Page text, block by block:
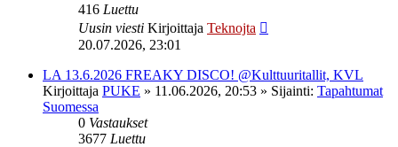
416 Luettu
Uusin viesti Kirjoittaja Teknojta
20.07.2026, 23:01
LA 13.6.2026 FREAKY DISCO! @Kulttuuritallit, KVL
Kirjoittaja PUKE » 11.06.2026, 20:53 » Sijainti: Tapahtumat
Suomessa
0 Vastaukset
3677 Luettu